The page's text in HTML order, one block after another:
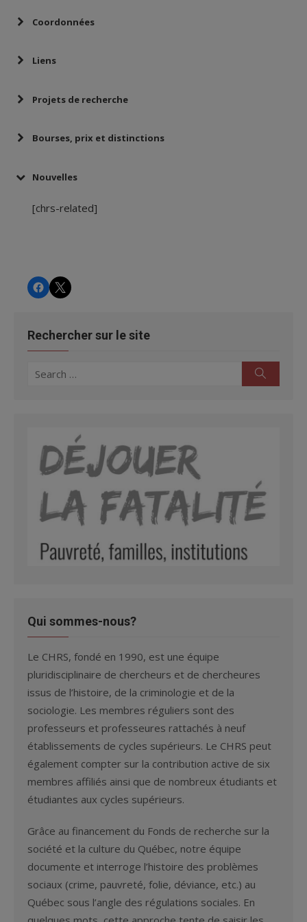
Coordonnées
Liens
Projets de recherche
Bourses, prix et distinctions
Histoire des services de santé au Québec et au
toupie sur la tête : visages de la folie à Saint-Jean-
Nouvelles
[chrs-related]
CHRSCHRS
Rechercher sur le site
Search
Qui sommes-nous?
Le CHRS, fondé en 1990, est une équipe
pluridisciplinaire de chercheurs et de chercheures
issus de l’histoire, de la criminologie et de la
sociologie. Les membres réguliers sont des
professeurs et professeures rattachés à neuf
établissements de cycles supérieurs. Le CHRS peut
également compter sur la contribution active de six
membres affiliés ainsi que de nombreux étudiants et
étudiantes aux cycles supérieurs.
Grâce au financement du Fonds de recherche sur la
société et la culture du Québec, notre équipe
documente et interroge l’histoire des problèmes
sociaux (crime, pauvreté, folie, déviance, etc.) au
Québec sous l’angle des régulations sociales. En